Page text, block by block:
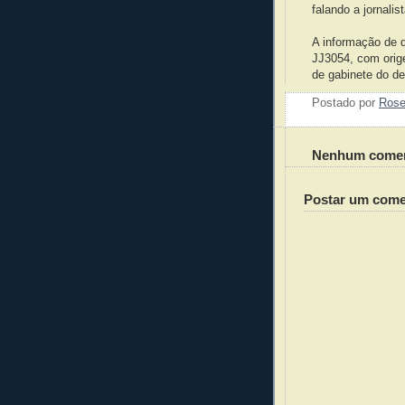
falando a
A informação de
JJ3054, com
de gabinete do
Postado por Rose
Nenhum
Postar um